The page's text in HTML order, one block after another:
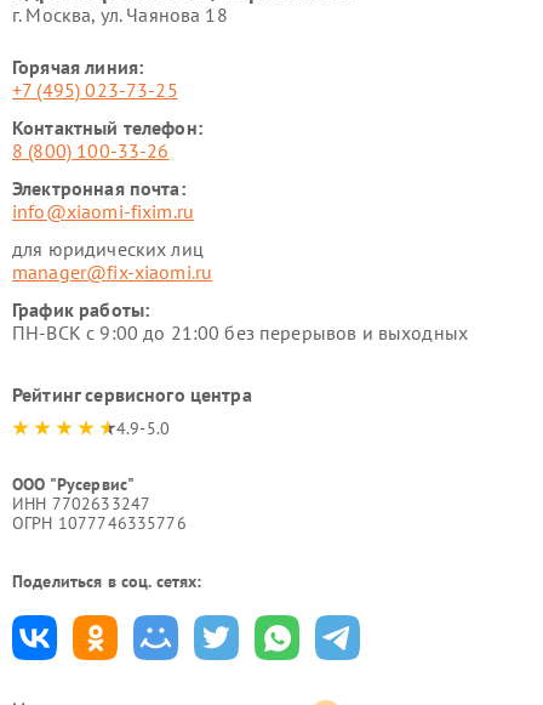
г. Москва, ул. Чаянова 18
Горячая линия:
+7 (495) 023-73-25
Контактный телефон:
8 (800) 100-33-26
Электронная почта:
info@xiaomi-fixim.ru
для юридических лиц
manager@fix-xiaomi.ru
График работы:
ПН-ВСК с 9:00 до 21:00 без перерывов и выходных
Рейтинг сервисного центра
4.9-5.0
ООО "Русервис"
ИНН 7702633247
ОГРН 1077746335776
Поделиться в соц. сетях: